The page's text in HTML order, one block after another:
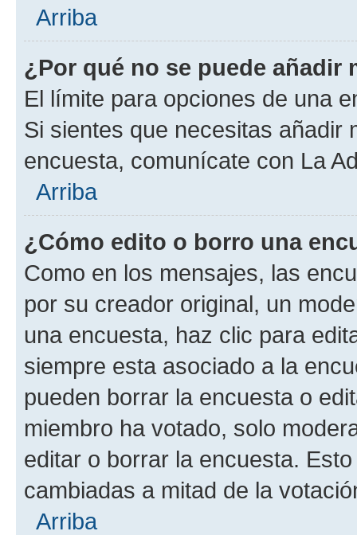
Arriba
¿Por qué no se puede añadir
El límite para opciones de una
Si sientes que necesitas añadir
encuesta, comunícate con La
Arriba
¿Cómo edito o borro una
Como en los mensajes, las
por su creador original, un
una encuesta, haz clic para
siempre esta asociado a la
pueden borrar la encuesta o
miembro ha votado, solo
editar o borrar la encuesta.
cambiadas a mitad de la
Arriba